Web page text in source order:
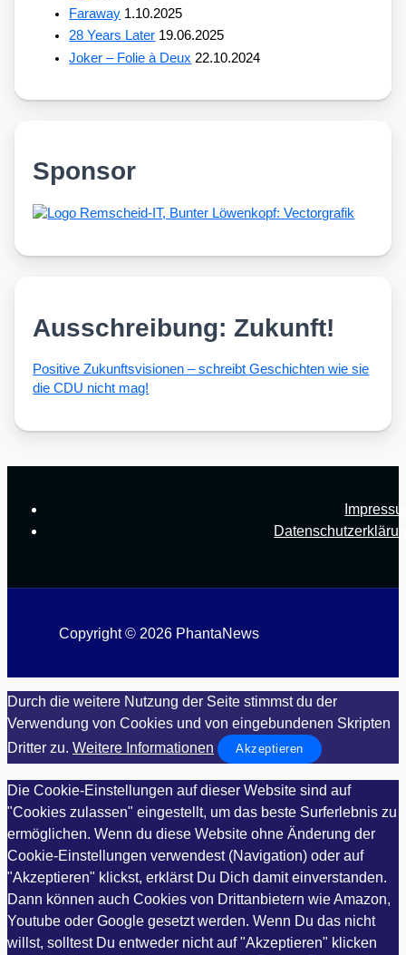
Faraway 1.10.2025
28 Years Later 19.06.2025
Joker – Folie à Deux 22.10.2024
Sponsor
Ausschreibung: Zukunft!
Posi­ti­ve Zukunfts­vi­sio­nen – schreibt Geschich­ten wie sie
die CDU nicht mag!
Copyright © 2026 PhantaNews
Durch die weitere Nutzung der Seite stimmst du der
Verwendung von Cookies und von eingebundenen Skripten
Dritter zu. Weitere Informationen Akzeptieren
Die Cookie-Einstellungen auf dieser Website sind auf
"Cookies zulassen" eingestellt, um das beste Surferlebnis zu
ermöglichen. Wenn du diese Website ohne Änderung der
Cookie-Einstellungen verwendest (Navigation) oder auf
"Akzeptieren" klickst, erklärst Du Dich damit einverstanden.
Dann können auch Cookies von Drittanbietern wie Amazon,
Youtube oder Google gesetzt werden. Wenn Du das nicht
willst, solltest Du entweder nicht auf "Akzeptieren" klicken